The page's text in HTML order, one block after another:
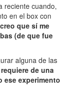
reciente cuando,
en el box con
que sí me
(de que fue
alguna de las
de una
ese experimento